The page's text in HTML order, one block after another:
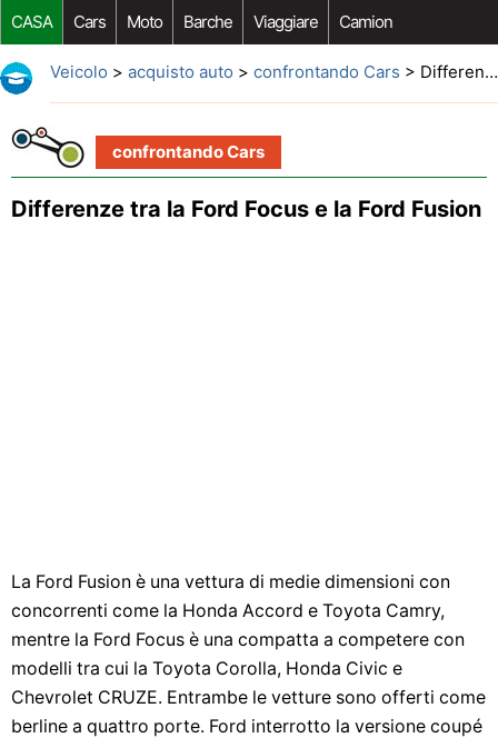
CASA Cars Moto Barche Viaggiare Camion
Riparazione Auto Acquisto Auto Car Opzioni Aftermarket
Veicolo > acquisto auto > confrontando Cars > Differenze tra la Ford Focus e la Ford Fusion
confrontando Cars
Differenze tra la Ford Focus e la Ford Fusion
La Ford Fusion è una vettura di medie dimensioni con
concorrenti come la Honda Accord e Toyota Camry,
mentre la Ford Focus è una compatta a competere con
modelli tra cui la Toyota Corolla, Honda Civic e
Chevrolet CRUZE. Entrambe le vetture sono offerti come
berline a quattro porte. Ford interrotto la versione coupé